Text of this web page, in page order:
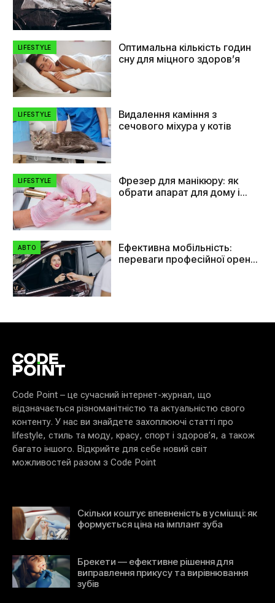
LIFESTYLE
Оптимальна кількість годин
сну для міцного здоров’я
LIFESTYLE
Видалення каміння з
сечового міхура у котів
LIFESTYLE
Фрезер для манікюру: як
обрати апарат для дому і
АВТО
Ефективна мобільність:
переваги професійної оренди
Code Point – це сучасний інтернет-журнал, що
відзначається різноманітністю та актуальністю свого
контенту. У нас ви знайдете захоплюючі статті про
lifestyle, стиль та моду, красу, спорт і здоров’я, а також
багато іншого. Відкрийте для себе новий світ
можливостей разом з Code Point
Скільки коштує впевненість в усмішці: як
формується ціна на імплант зуба
Брекети — ефективне рішення для
виправлення прикусу та вирівнювання
зубів